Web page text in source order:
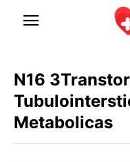
N16
Metabolicas